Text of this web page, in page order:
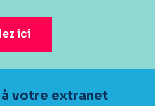
ici
votre extranet